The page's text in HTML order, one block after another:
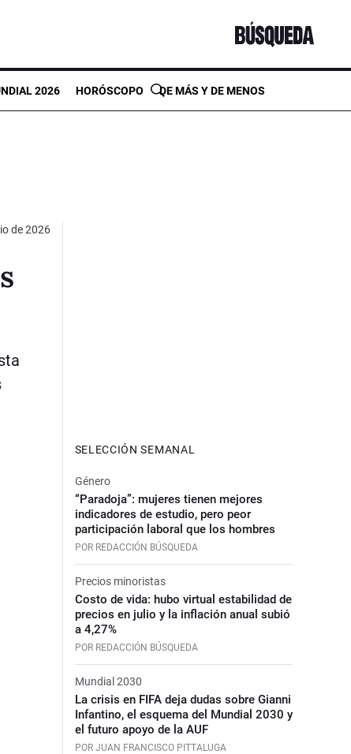
2026 HORÓSCOPO DE MÁS Y DE MENOS
de 2026
SELECCIÓN SEMANAL
Género
“Paradoja”: mujeres tienen mejores
indicadores de estudio, pero peor
participación laboral que los hombres
POR REDACCIÓN BÚSQUEDA
Precios minoristas
Costo de vida: hubo virtual estabilidad de
precios en julio y la inflación anual subió
a 4,27%
POR REDACCIÓN BÚSQUEDA
Mundial 2030
La crisis en FIFA deja dudas sobre Gianni
Infantino, el esquema del Mundial 2030 y
el futuro apoyo de la AUF
POR JUAN FRANCISCO PITTALUGA